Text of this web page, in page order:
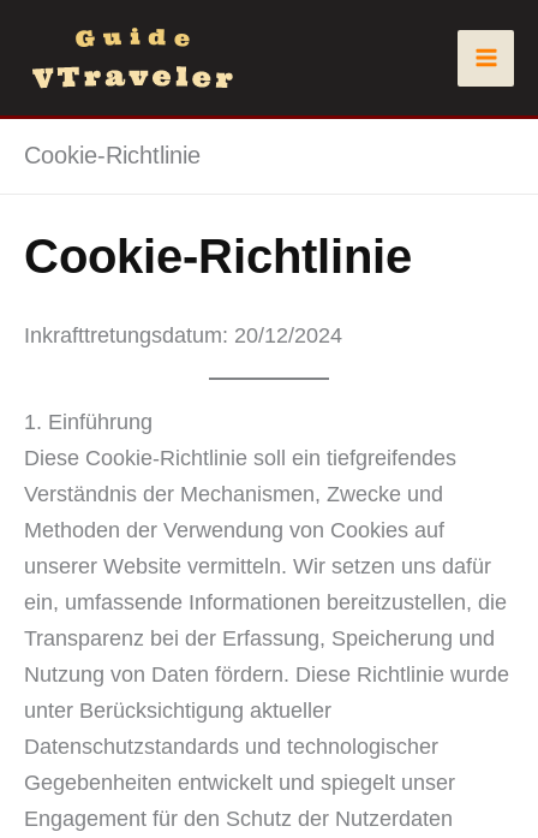
springen
Cookie-Richtlinie
Cookie-Richtlinie
Inkrafttretungsdatum: 20/12/2024
1. Einführung
Diese Cookie-Richtlinie soll ein tiefgreifendes
Verständnis der Mechanismen, Zwecke und
Methoden der Verwendung von Cookies auf
unserer Website vermitteln. Wir setzen uns dafür
ein, umfassende Informationen bereitzustellen, die
Transparenz bei der Erfassung, Speicherung und
Nutzung von Daten fördern. Diese Richtlinie wurde
unter Berücksichtigung aktueller
Datenschutzstandards und technologischer
Gegebenheiten entwickelt und spiegelt unser
Engagement für den Schutz der Nutzerdaten